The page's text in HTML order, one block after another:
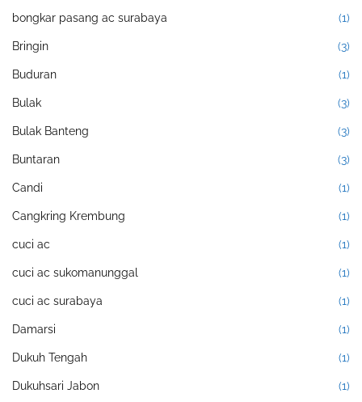
bongkar pasang ac surabaya (1)
Bringin (3)
Buduran (1)
Bulak (3)
Bulak Banteng (3)
Buntaran (3)
Candi (1)
Cangkring Krembung (1)
cuci ac (1)
cuci ac sukomanunggal (1)
cuci ac surabaya (1)
Damarsi (1)
Dukuh Tengah (1)
Dukuhsari Jabon (1)